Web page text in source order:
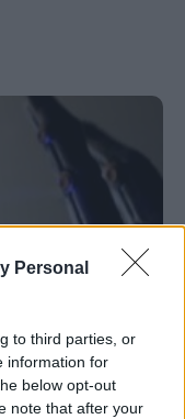
Personal
to third parties, or
information for
below opt-out
note that after your